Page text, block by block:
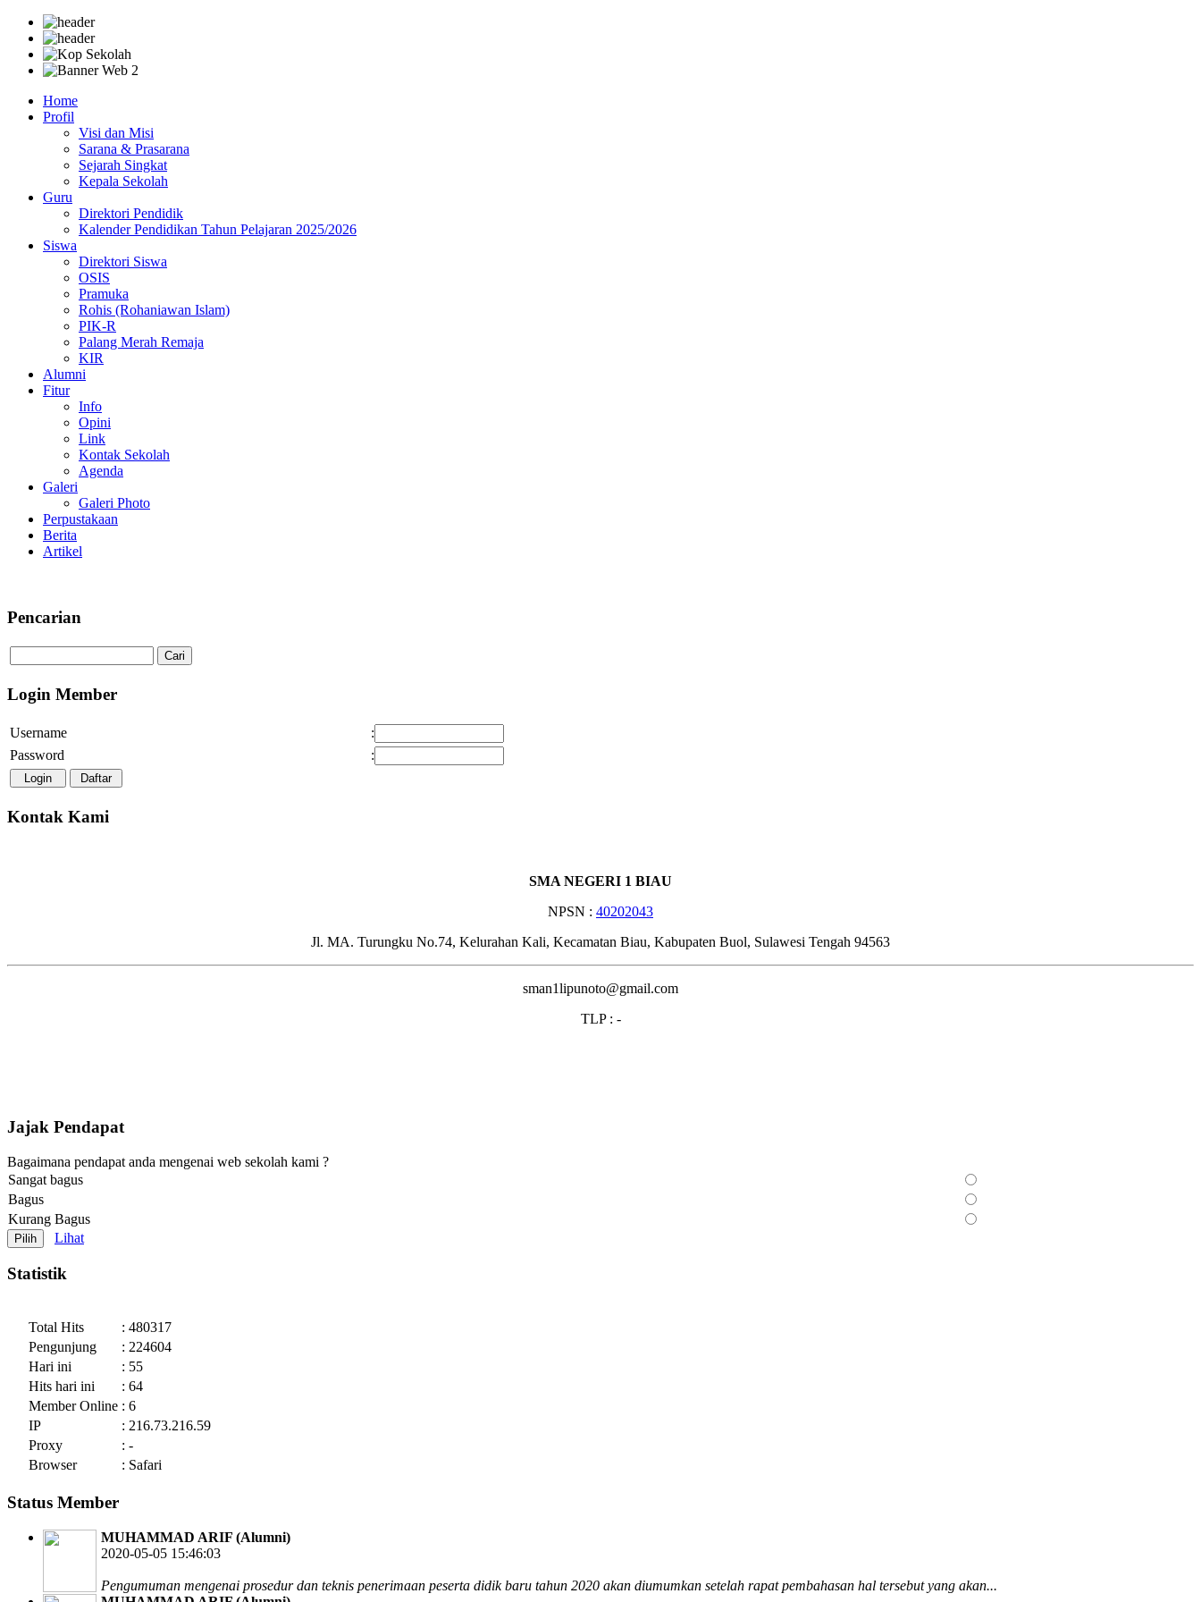
Home
Profil
Visi dan Misi
Sarana & Prasarana
Sejarah Singkat
Kepala Sekolah
Guru
Direktori Pendidik
Kalender Pendidikan Tahun Pelajaran 2025/2026
Siswa
Direktori Siswa
OSIS
Pramuka
Rohis (Rohaniawan Islam)
PIK-R
Palang Merah Remaja
KIR
Alumni
Fitur
Info
Opini
Link
Kontak Sekolah
Agenda
Galeri
Galeri Photo
Perpustakaan
Berita
Artikel
Pencarian
Login Member
Username
:
Password
:
Kontak Kami
SMA NEGERI 1 BIAU
NPSN : 40202043
Jl. MA. Turungku No.74, Kelurahan Kali, Kecamatan Biau, Kabupaten Buol, Sulawesi Tengah 94563
sman1lipunoto@gmail.com
TLP : -
Jajak Pendapat
Bagaimana pendapat anda mengenai web sekolah kami ?
Sangat bagus
Bagus
Kurang Bagus
Lihat
Statistik
Total Hits
: 480317
Pengunjung
: 224604
Hari ini
: 55
Hits hari ini
: 64
Member Online : 6
IP
: 216.73.216.59
Proxy
: -
Browser
: Safari
Status Member
MUHAMMAD ARIF (Alumni)
2020-05-05 15:46:03
Pengumuman mengenai prosedur dan teknis penerimaan peserta didik baru tahun 2020 akan diumumkan setelah rapat pembahasan hal tersebut yang akan...